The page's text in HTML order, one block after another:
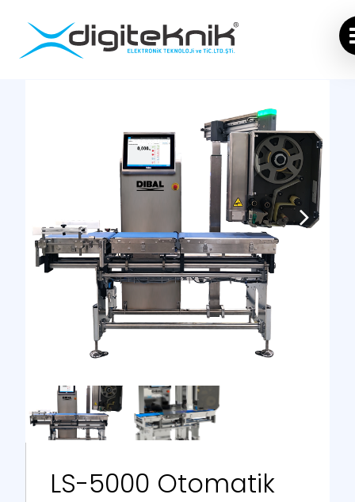
LS-5000 Otomatik